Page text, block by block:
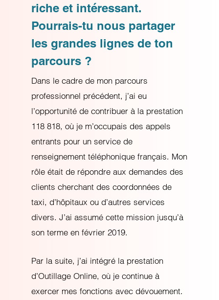
riche et intéressant.
Pourrais-tu nous partager
les grandes lignes de ton
parcours ?
Dans le cadre de mon parcours
professionnel précédent, j’ai eu
l’opportunité de contribuer à la prestation
118 818, où je m’occupais des appels
entrants pour un service de
renseignement téléphonique français. Mon
rôle était de répondre aux demandes des
clients cherchant des coordonnées de
taxi, d’hôpitaux ou d’autres services
divers. J’ai assumé cette mission jusqu’à
son terme en février 2019.
Par la suite, j’ai intégré la prestation
d’Outillage Online, où je continue à
exercer mes fonctions avec dévouement.